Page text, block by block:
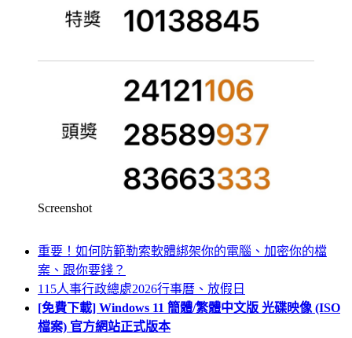
Screenshot
重要！如何防範勒索軟體綁架你的電腦、加密你的檔
案、跟你要錢？
115人事行政總處2026行事曆、放假日
[免費下載] Windows 11 簡體/繁體中文版 光碟映像 (ISO
檔案) 官方網站正式版本